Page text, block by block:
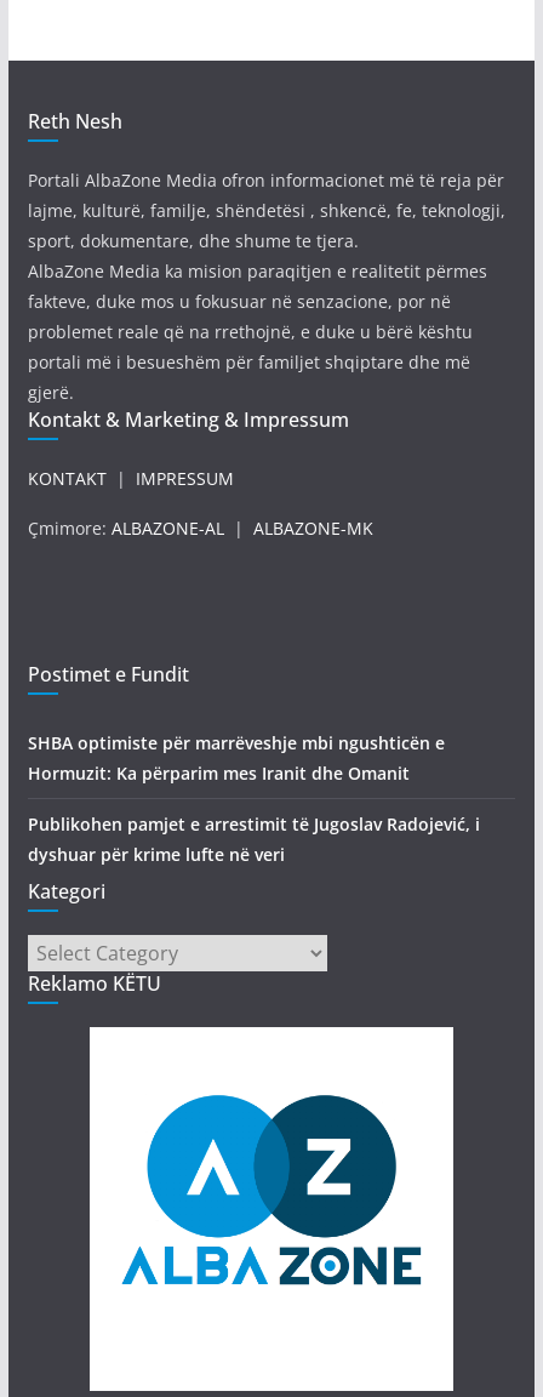
Reth Nesh
Portali AlbaZone Media ofron informacionet më të reja për
lajme, kulturë, familje, shëndetësi , shkencë, fe, teknologji,
sport, dokumentare, dhe shume te tjera.
AlbaZone Media ka mision paraqitjen e realitetit përmes
fakteve, duke mos u fokusuar në senzacione, por në
problemet reale që na rrethojnë, e duke u bërë kështu
portali më i besueshëm për familjet shqiptare dhe më
gjerë.
Kontakt & Marketing & Impressum
KONTAKT| IMPRESSUM
Çmimore: ALBAZONE-AL | ALBAZONE-MK
Postimet e Fundit
SHBA optimiste për marrëveshje mbi ngushticën e
Hormuzit: Ka përparim mes Iranit dhe Omanit
Publikohen pamjet e arrestimit të Jugoslav Radojević, i
dyshuar për krime lufte në veri
Kategori
Kategori
Reklamo KËTU